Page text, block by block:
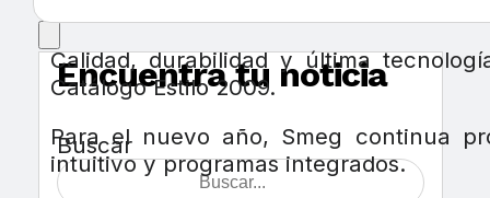
Encuentra tu noticia
Buscar
Calidad, durabilidad y última
Catálogo Estilo 2009.
Para el nuevo año, Smeg continua
intuitivo y programas integrados.